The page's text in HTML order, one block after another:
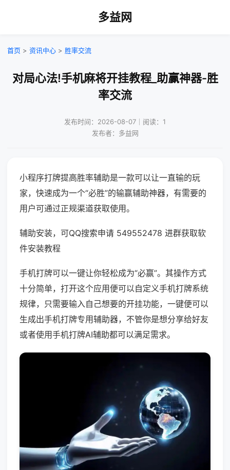
多益网
首页 > 资讯中心 > 胜率交流
对局心法!手机麻将开挂教程_助赢神器-胜
率交流
发布时间：2026-08-07｜阅读：1
发布者：多益网
小程序打牌提高胜率辅助是一款可以让一直输的玩
家，快速成为一个“必胜”的输赢辅助神器，有需要的
用户可通过正规渠道获取使用。
辅助安装，可QQ搜索申请 549552478 进群获取软
件安装教程
手机打牌可以一键让你轻松成为“必赢”。其操作方式
十分简单，打开这个应用便可以自定义手机打牌系统
规律，只需要输入自己想要的开挂功能，一键便可以
生成出手机打牌专用辅助器，不管你是想分享给好友
或者使用手机打牌AI辅助都可以满足需求。